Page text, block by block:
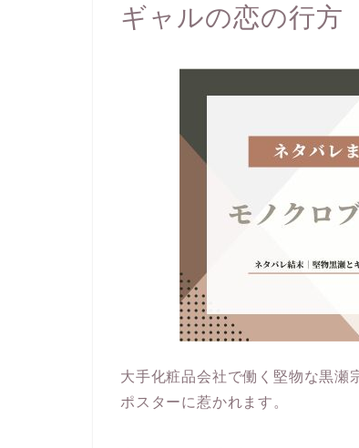
ギャルの恋の行方
大手化粧品会社で働く堅物な黒瀬
ポスターに惹かれます。